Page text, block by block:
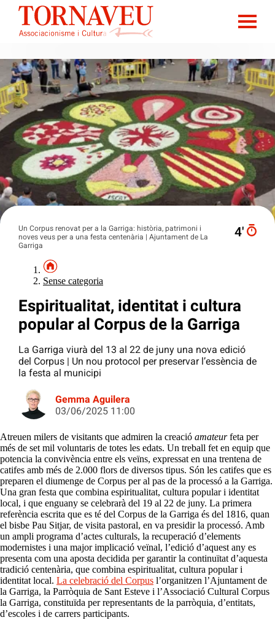
Un Corpus renovat per a la Garriga: història, patrimoni i
noves veus per a una festa centenària | Ajuntament de La
Garriga
4′
Sense categoria
Espiritualitat, identitat i cultura
popular al Corpus de la Garriga
La Garriga viurà del 13 al 22 de juny una nova edició
del Corpus | Un nou protocol per preservar l’essència de
la festa al municipi
Gemma Aguilera
03/06/2025 11:00
Atreuen milers de visitants que admiren la creació amateurfeta per
més de set mil voluntaris de totes les edats. Un treball fet en equip que
potencia la convivència entre els veïns, expressat en una trentena de
catifes amb més de 2.000 flors de diversos tipus. Són les catifes que es
preparen el diumenge de Corpus per al pas de la processó a la Garriga.
Una gran festa que combina espiritualitat, cultura popular i identitat
local, i que enguany se celebrarà del 19 al 22 de juny. La primera
referència escrita que es té del Corpus de la Garriga és del 1816, quan
el bisbe Pau Sitjar, de visita pastoral, en va presidir la processó. Amb
un ampli programa d’actes culturals, la recuperació d’elements
modernistes i una major implicació veïnal, l’edició d’aquest any es
presenta com una aposta decidida per garantir la continuïtat d’aquesta
tradició centenària, que combina espiritualitat, cultura popular i
identitat local. La celebració del Corpus l’organitzen l’Ajuntament de
la Garriga, la Parròquia de Sant Esteve i l’Associació Cultural Corpus
la Garriga, constituïda per representants de la parròquia, d’entitats,
d’escoles i de carrers participants.